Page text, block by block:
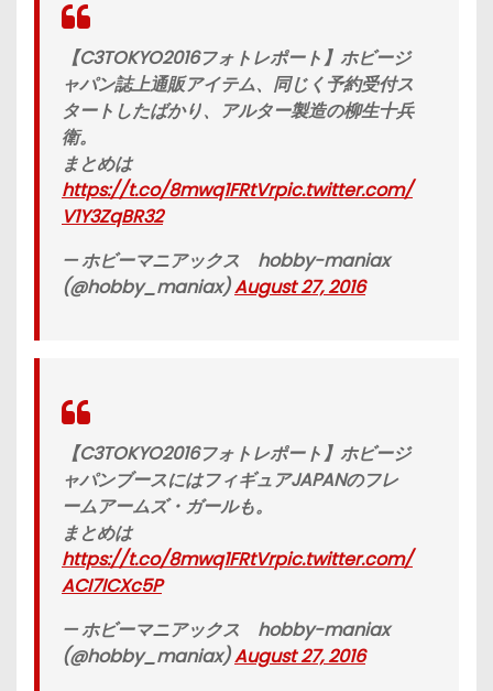
【C3TOKYO2016フォトレポート】ホビージ
ャパン誌上通販アイテム、同じく予約受付ス
タートしたばかり、アルター製造の柳生十兵
衛。
まとめは
https://t.co/8mwq1FRtVrpic.twitter.com/
V1Y3ZqBR32
— ホビーマニアックス hobby-maniax
(@hobby_maniax)August 27, 2016
【C3TOKYO2016フォトレポート】ホビージ
ャパンブースにはフィギュアJAPANのフレ
ームアームズ・ガールも。
まとめは
https://t.co/8mwq1FRtVrpic.twitter.com/
ACI7ICXc5P
— ホビーマニアックス hobby-maniax
(@hobby_maniax)August 27, 2016